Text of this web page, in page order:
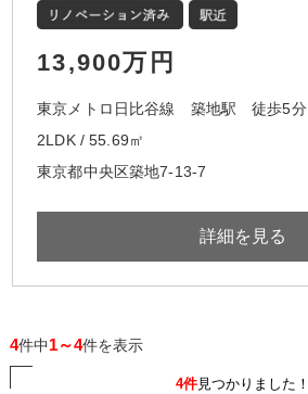
13,900万円
東京メトロ日比谷線 築地駅 徒歩5分
2LDK / 55.69㎡
東京都中央区築地7-13-7
詳細を見る
4件中1～4件を表示
4件見つかりました！